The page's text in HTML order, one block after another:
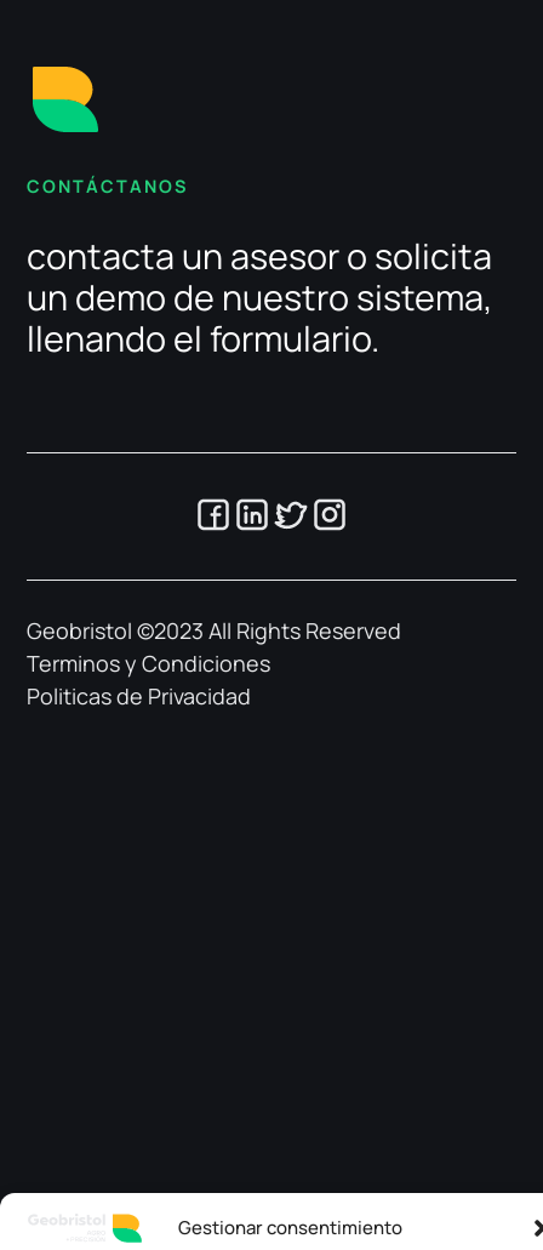
Gestionar consentimiento
CONTÁCTANOS​
contacta un asesor o solicita
un demo de nuestro sistema,
llenando el formulario.
Geobristol ©2023 All Rights Reserved
Terminos y Condiciones
Politicas de Privacidad